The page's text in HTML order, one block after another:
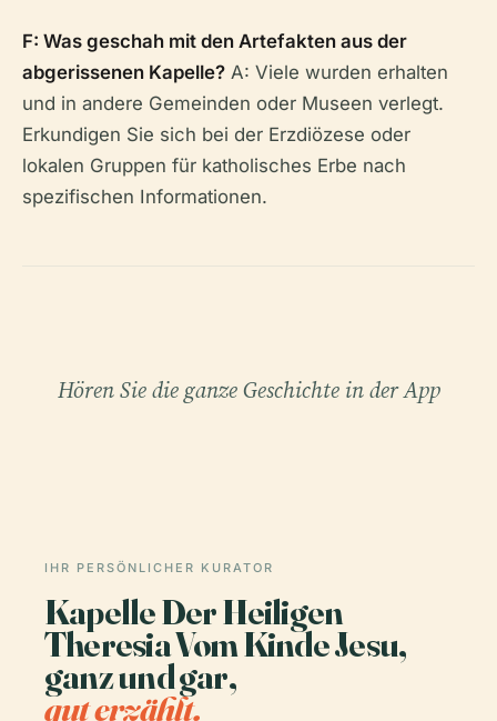
F: Was geschah mit den Artefakten aus der
abgerissenen Kapelle? A: Viele wurden erhalten
und in andere Gemeinden oder Museen verlegt.
Erkundigen Sie sich bei der Erzdiözese oder
lokalen Gruppen für katholisches Erbe nach
spezifischen Informationen.
Hören Sie die ganze Geschichte in der App
IHR PERSÖNLICHER KURATOR
Kapelle Der Heiligen
Theresia Vom Kinde Jesu,
ganz und gar,
gut erzählt.